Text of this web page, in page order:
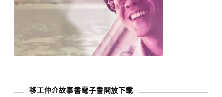
移工仲介故事書電子書開放下載